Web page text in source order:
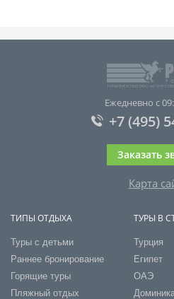
Ежедневно с
+7 (495)
Заказать
Карта
ТИПЫ ОТДЫХА
Туры с детьми
Раннее бронирование
Горящие туры
Пляжный отдых
ТУРЫ В
Турция
Египет
ОАЭ